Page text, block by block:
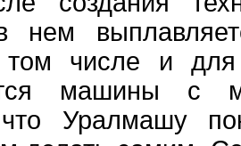
в нем
числе и для
машины с
Уралмашу